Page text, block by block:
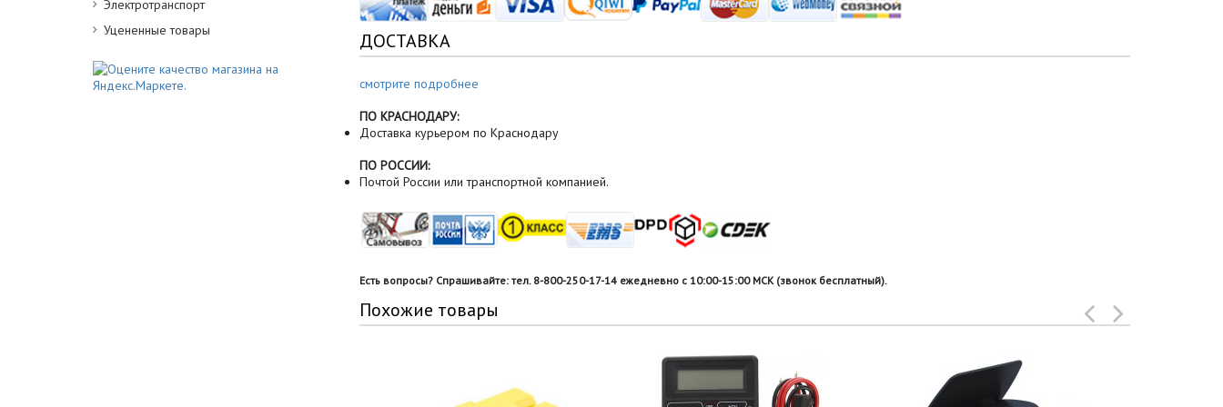
Электротранспорт
Уцененные товары
ДОСТАВКА
смотрите подробнее
ПО КРАСНОДАРУ:
Доставка курьером по Краснодару
ПО РОССИИ:
Почтой России или транспортной компанией.
Есть вопросы? Спрашивайте: тел. 8-800-250-17-14 ежедневно с 10:00-15:00 МСК (звонок бесплатный).
Похожие товары